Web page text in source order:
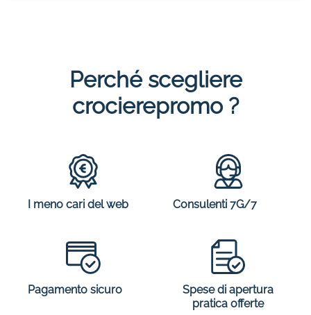
Perché scegliere
crocierepromo ?
I meno cari del web Consulenti 7G/7
Pagamento sicuro
Spese di apertura
pratica offerte